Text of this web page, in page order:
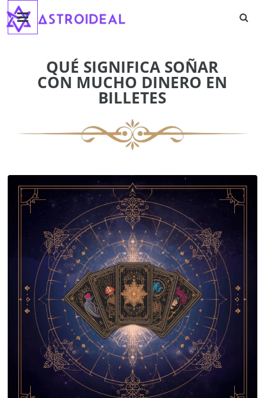
Saltar
contenido
Astroideal
QUÉ SIGNIFICA SOÑAR
CON MUCHO DINERO EN
BILLETES